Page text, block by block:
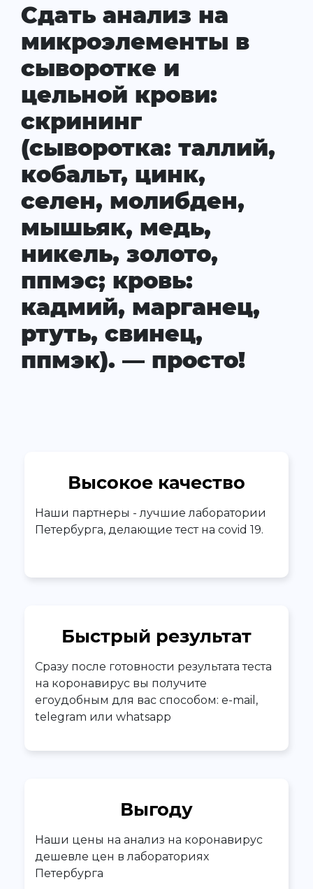
Сдать анализ на
микроэлементы в
сыворотке и
цельной крови:
скрининг
(сыворотка: таллий,
кобальт, цинк,
селен, молибден,
мышьяк, медь,
никель, золото,
ппмэс; кровь:
кадмий, марганец,
ртуть, свинец,
ппмэк). — просто!
Высокое качество
Наши партнеры - лучшие лаборатории
Петербурга, делающие тест на covid 19.
Быстрый результат
Сразу после готовности результата теста
на коронавирус вы получите
егоудобным для вас способом: e-mail,
telegram или whatsapp
Выгоду
Наши цены на анализ на коронавирус
дешевле цен в лабораториях
Петербурга